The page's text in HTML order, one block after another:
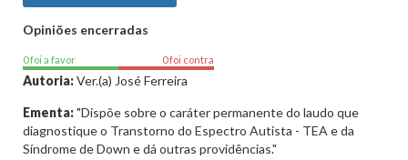
Opiniões encerradas
0 foi a favor 0 foi contra
Autoria:Ver.(a) José Ferreira
Ementa:"Dispõe sobre o caráter permanente do laudo que
diagnostique o Transtorno do Espectro Autista - TEA e da
Síndrome de Down e dá outras providências."